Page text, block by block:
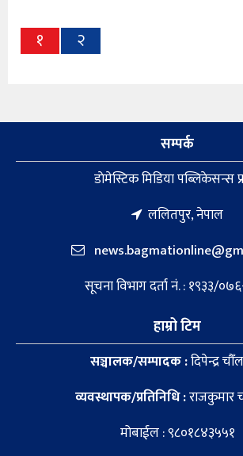
१ २
सम्पर्क
डाेमेस्टिक मिडिया पब्लिकेसन्स
ललितपुर, नेपाल
सूचना विभाग दर्ता नं. : १९३३/
हाम्रो टिम
सञ्चालक/सम्पादक :दिपेन्द्र
व्यवस्थापक/प्रतिनिधि :राजकुमार
मोबाईल : ९८०१८४३५५१